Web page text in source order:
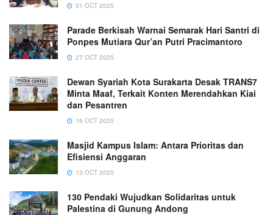
31 OCT 2025
Parade Berkisah Warnai Semarak Hari Santri di
Ponpes Mutiara Qur’an Putri Pracimantoro
27 OCT 2025
Dewan Syariah Kota Surakarta Desak TRANS7
Minta Maaf, Terkait Konten Merendahkan Kiai
dan Pesantren
16 OCT 2025
Masjid Kampus Islam: Antara Prioritas dan
Efisiensi Anggaran
13 OCT 2025
130 Pendaki Wujudkan Solidaritas untuk
Palestina di Gunung Andong